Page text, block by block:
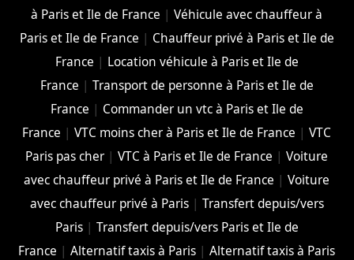
à Paris et Ile de France |Véhicule avec chauffeur à
Paris et Ile de France | Chauffeur privé à Paris et Ile de
France | Location véhicule à Paris et Ile de
France | Transport de personne à Paris et Ile de
France | Commander un vtc à Paris et Ile de
France |VTC moins cher à Paris et Ile de France |VTC
Paris pas cher |VTC à Paris et Ile de France |Voiture
avec chauffeur privé à Paris et Ile de France |Voiture
avec chauffeur privé à Paris| Transfert depuis/vers
Paris| Transfert depuis/vers Paris et Ile de
France |Alternatif taxis à Paris |Alternatif taxis à Paris